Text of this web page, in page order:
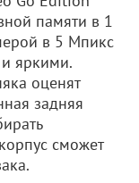
памяти в 1
в 5 Мпикс
яркими.
оценят
задняя
сможет